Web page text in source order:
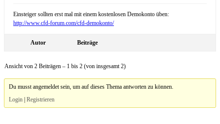
Einsteiger sollten erst mal mit einem kostenlosen Demokonto üben:
http://www.cfd-forum.com/cfd-demokonto/
Autor Beiträge
Ansicht von 2 Beiträgen – 1 bis 2 (von insgesamt 2)
Du musst angemeldet sein, um auf dieses Thema antworten zu können.
Login |Registrieren